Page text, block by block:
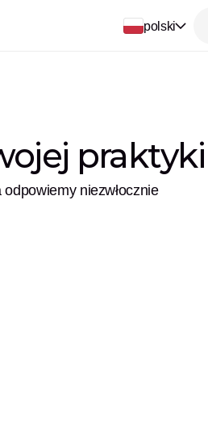
polski
praktyki
niezwłocznie